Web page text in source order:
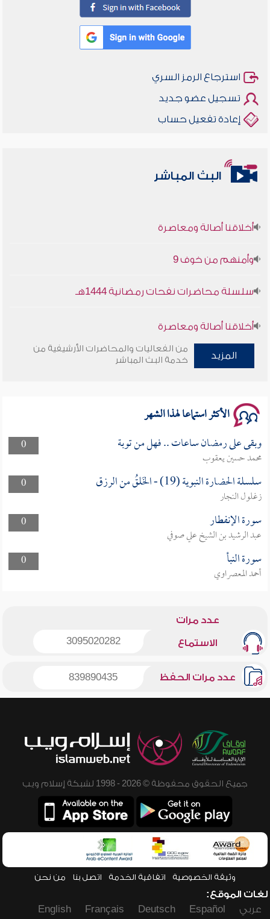
استرجاع الرمز السري
تسجيل عضو جديد
إعادة تفعيل حساب
البث المباشر
أخلاقنا أصالة ومعاصرة
وأمنهم من خوف 9
سلسلة محاضرات نفحات رمضانية 1444هـ
أخلاقنا أصالة ومعاصرة
وأمنهم من خوف 9
المزيد
من الفعاليات والمحاضرات الأرشيفية من
خدمة البث المباشر
الأكثر استماعا لهذا الشهر
0 وبقى على رمضان ساعات .. فهل من توبة
محمد حسين يعقوب
0
سلسلة الحضارة النبوية (19) - الخَلقُ من الرزق
زغلول النجار
0
سورة الإنفطار
عبد الرشيد بن الشيخ علي صوفي
0
سورة النبأ
أحمد المعصراوي
عدد مرات
الاستماع 3095020282
عدد مرات الحفظ 839890435
جميع الحقوق محفوظة © 2026 - 1998 لشبكة إسلام ويب
وثيقة الخصوصية اتفاقية الخدمة اتصل بنا من نحن
لغات الموقع:
عربي
Español
Deutsch
Français
English